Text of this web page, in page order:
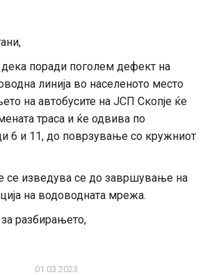
поради поголем дефект на
линија во населеното место
на автобусите на ЈСП Скопје ќе
траса и ќе одвива по
6 и 11, до поврзување со кружниот
изведува се до завршување на
на водоводната мрежа.
разбирањето,
01.03.2023